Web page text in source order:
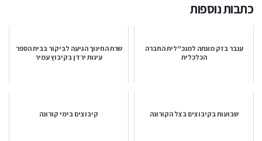
כתבות נוספות
ענבר בזק מונתה למנכ"לית החברה
הכלכלית
שרת החינוך הגיעה לביקור בבית הספר
עינות ירדן בקיבוץ עמיר
שבועות בקיבוצים בצל הקורונה קיבוצים בימי קורונה